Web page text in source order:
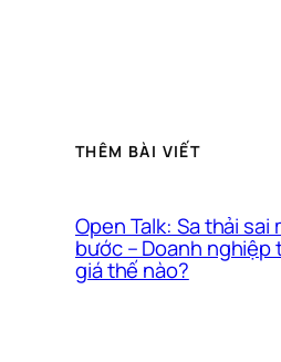
THÊM BÀI VIẾT
Open Talk: Sa thải sai
bước – Doanh nghiệp
giá thế nào?